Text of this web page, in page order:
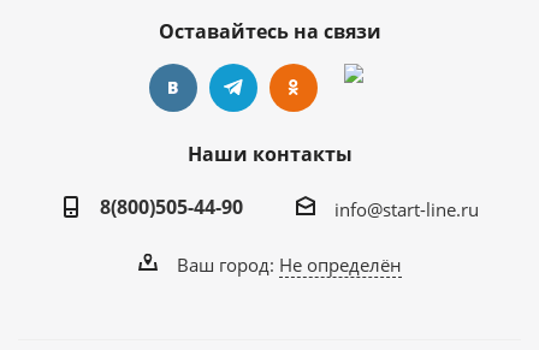
Оставайтесь на связи
Наши контакты
8(800)505-44-90
info@start-line.ru
Ваш город: Не определён